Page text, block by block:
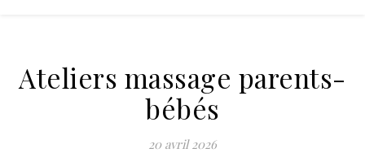
Ateliers massage parents-
bébés
20 avril 2026